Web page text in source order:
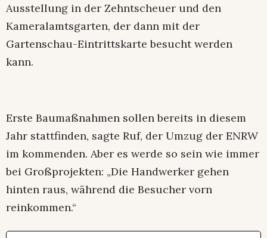
Ausstellung in der Zehntscheuer und den
Kameralamtsgarten, der dann mit der
Gartenschau-Eintrittskarte besucht werden
kann.
Erste Baumaßnahmen sollen bereits in diesem
Jahr stattfinden, sagte Ruf, der Umzug der ENRW
im kommenden. Aber es werde so sein wie immer
bei Großprojekten: „Die Handwerker gehen
hinten raus, während die Besucher vorn
reinkommen.“